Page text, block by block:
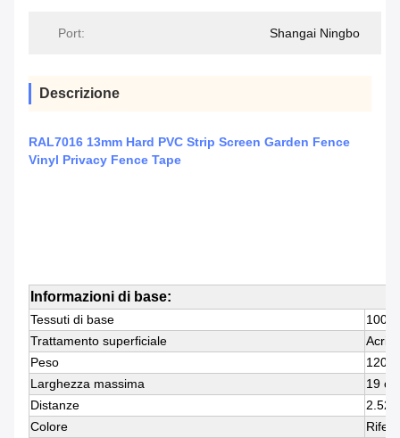
Port: Shangai Ningbo
Descrizione
RAL7016 13mm Hard PVC Strip Screen Garden Fence
Vinyl Privacy Fence Tape
Informazioni di base:
Tessuti di base
Trattamento superficiale
Peso
Larghezza massima
19 cm
Distanze
Colore